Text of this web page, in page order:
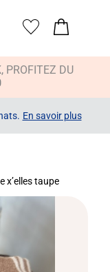
PROFITEZ DU
En savoir plus
x’elles taupe